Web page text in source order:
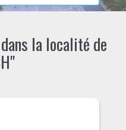
la localité de